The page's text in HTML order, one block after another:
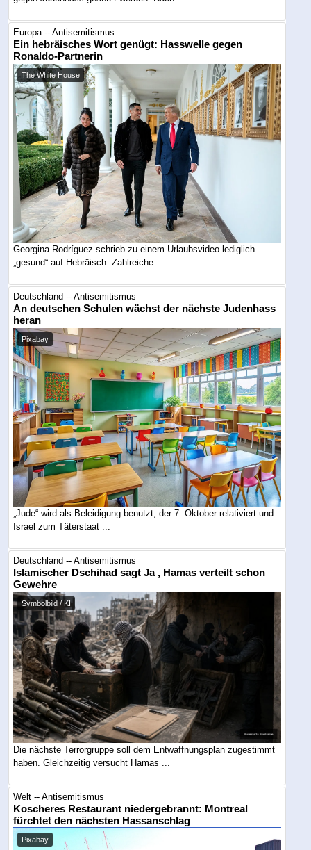
Europa -- Antisemitismus
Ein hebräisches Wort genügt: Hasswelle gegen
Ronaldo-Partnerin
The White House
Georgina Rodríguez schrieb zu einem Urlaubsvideo lediglich
„gesund“ auf Hebräisch. Zahlreiche ...
Deutschland -- Antisemitismus
An deutschen Schulen wächst der nächste Judenhass
heran
Pixabay
„Jude“ wird als Beleidigung benutzt, der 7. Oktober relativiert und
Israel zum Täterstaat ...
Deutschland -- Antisemitismus
Islamischer Dschihad sagt Ja , Hamas verteilt schon
Gewehre
Symbolbild / KI
Die nächste Terrorgruppe soll dem Entwaffnungsplan zugestimmt
haben. Gleichzeitig versucht Hamas ...
Welt -- Antisemitismus
Koscheres Restaurant niedergebrannt: Montreal
fürchtet den nächsten Hassanschlag
Pixabay